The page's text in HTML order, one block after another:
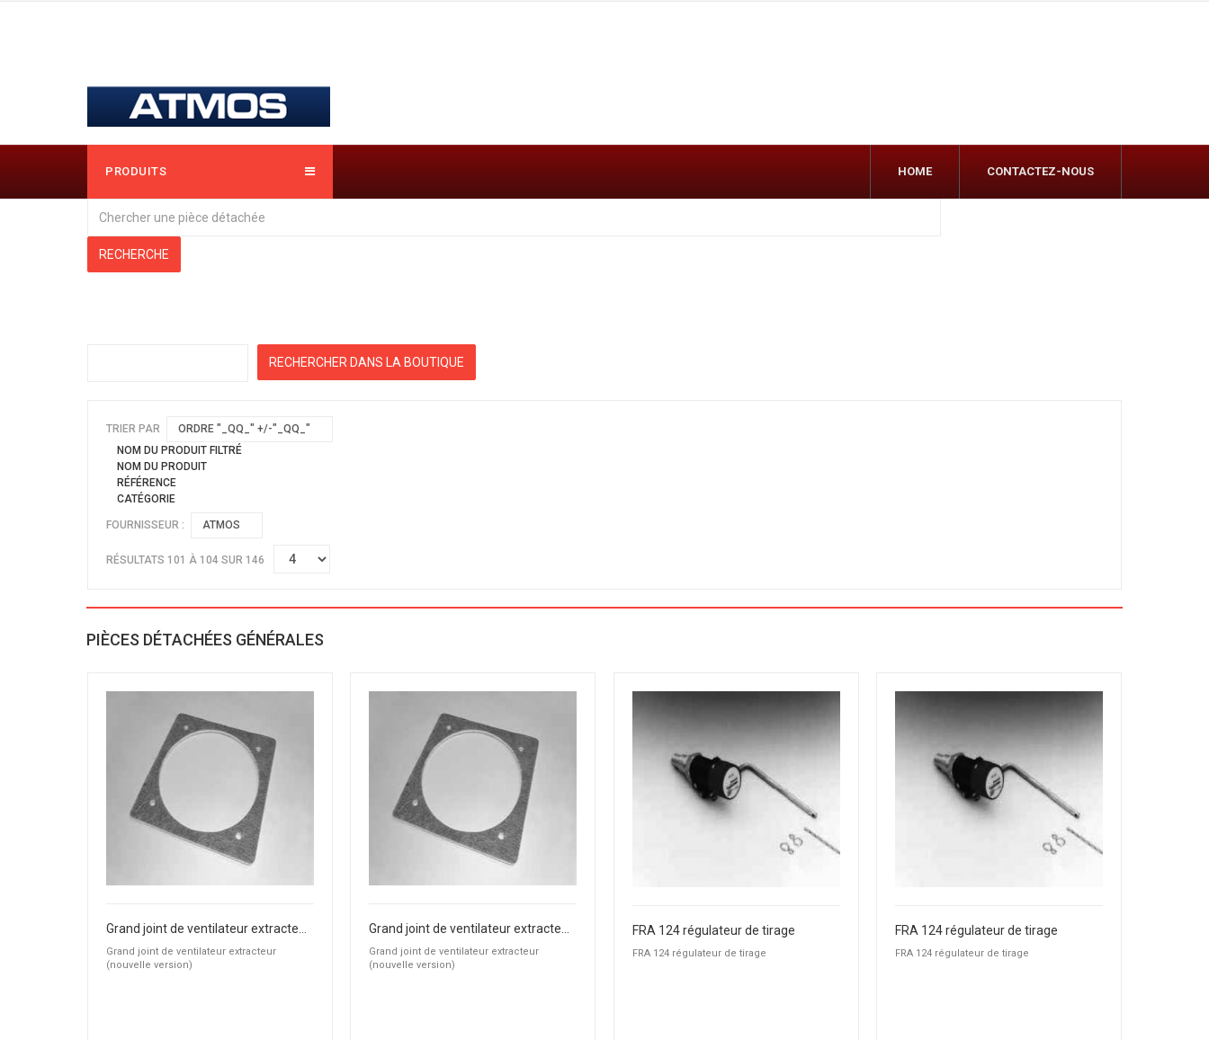
PRODUITS HOME CONTACTEZ-NOUS
TRIER PAR
ORDRE "_QQ_" +/-"_QQ_"
NOM DU PRODUIT FILTRÉ
NOM DU PRODUIT
RÉFÉRENCE
CATÉGORIE
FOURNISSEUR : ATMOS
RÉSULTATS 101 À 104 SUR 146
PIÈCES DÉTACHÉES GÉNÉRALES
Grand joint de ventilateur extracteur
(nouvelle version)
Grand joint de ventilateur extracteur
(nouvelle version)
FRA 124 régulateur de tirage
FRA 124 régulateur de tirage
FRA 124 régulateur de tirage
FRA 124 régulateur de tirage